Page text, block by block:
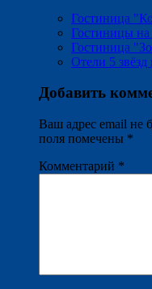
Гостиница
Гостиницы на
Гостиница
Отели 5
Добавить
Ваш адрес email не
поля помечены *
Комментарий *